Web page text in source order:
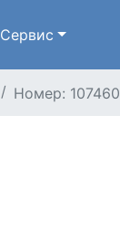
Сервис
Номер: 107460